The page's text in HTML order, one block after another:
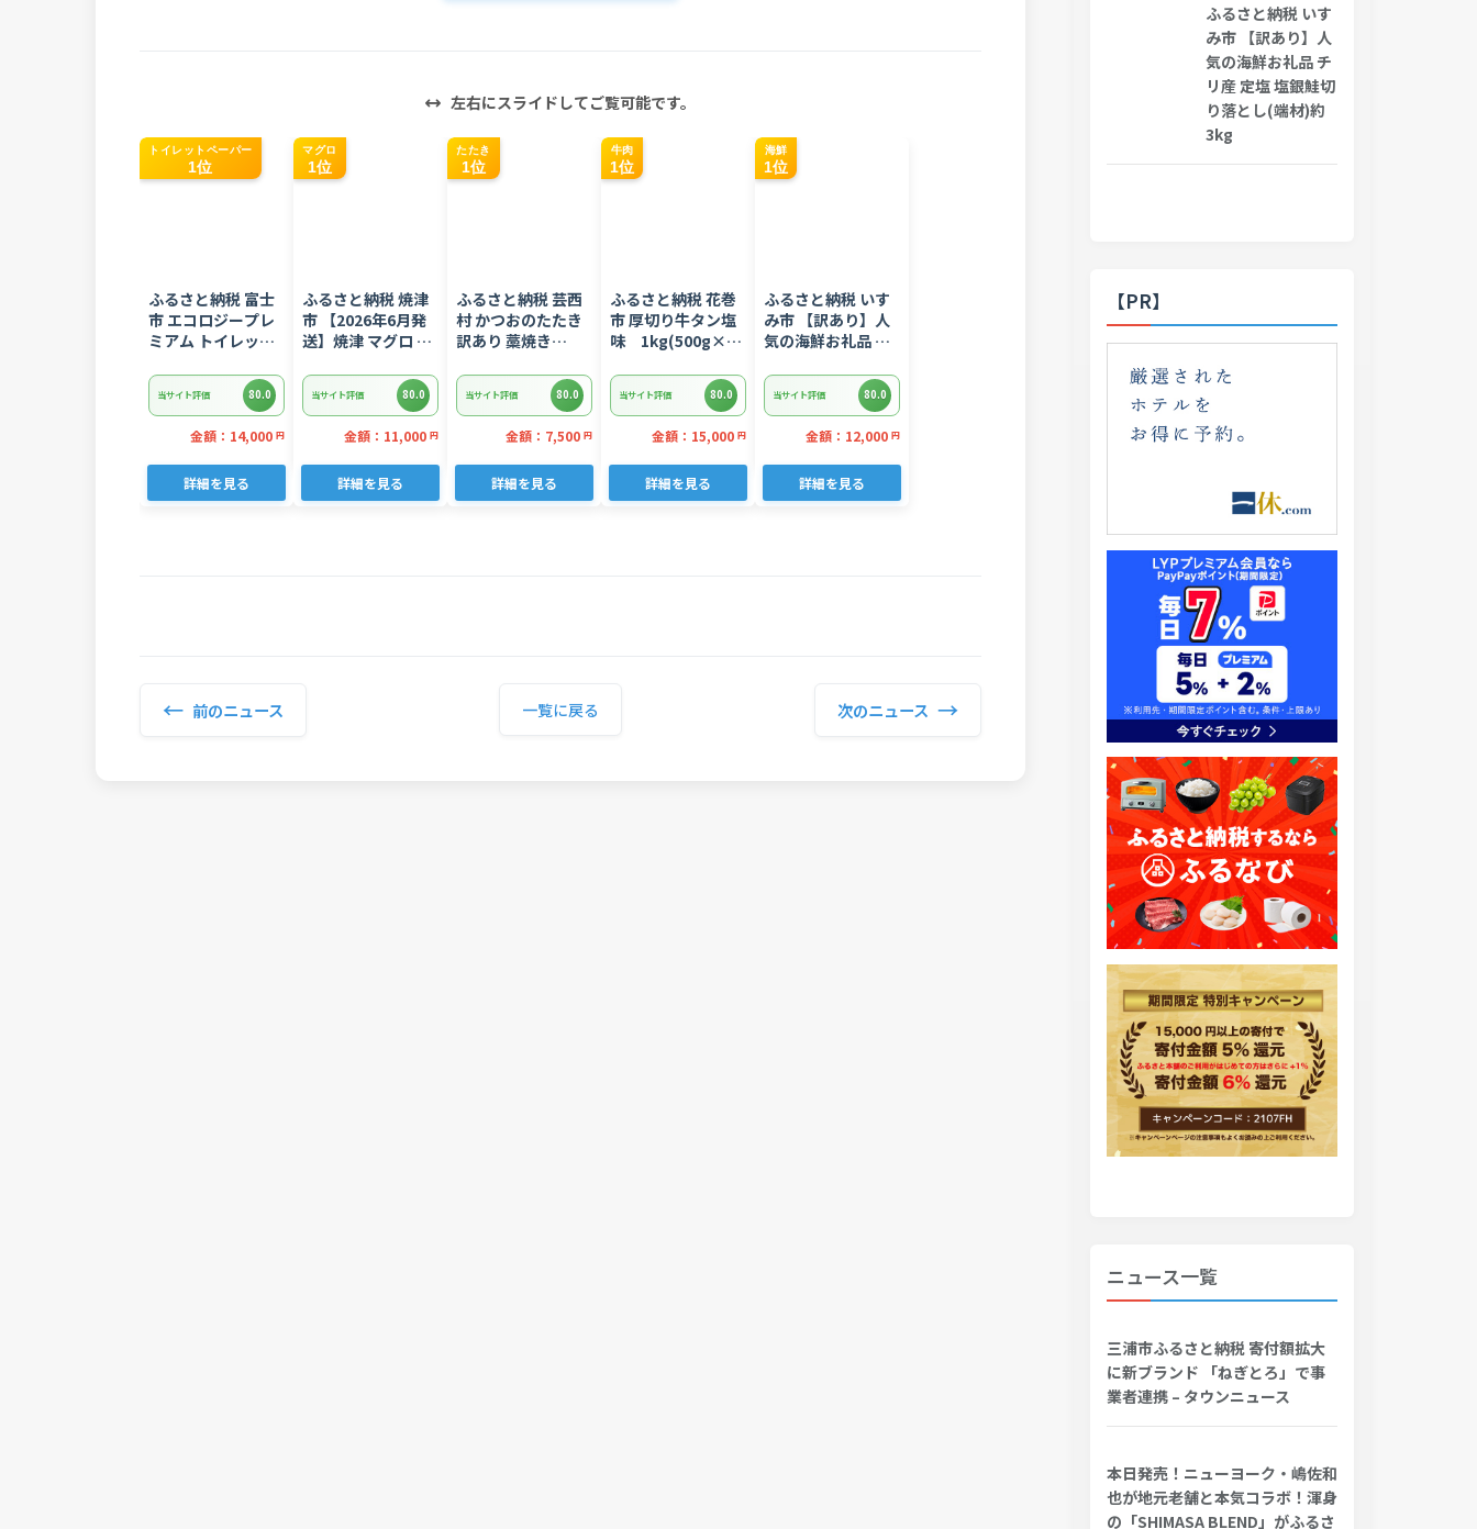
左右にスライドしてご覧可能です。
トイレットペーパー
1位
ふるさと納税 富士
市 エコロジープレ
ミアム トイレット
ロール 日用品 人気
当サイト評価 80.0
金額：14,000 円
詳細を見る
マグロ
1位
ふるさと納税 焼津
市 【2026年6月発
送】焼津 マグロ ネ
ぎとろ(a10-
875202606)
当サイト評価 80.0
金額：11,000 円
詳細を見る
たたき
1位
ふるさと納税 芸西
村 かつおのたたき
訳あり 藁焼き
【KYF027】
当サイト評価 80.0
金額：7,500 円
詳細を見る
牛肉
1位
ふるさと納税 花巻
市 厚切り牛タン塩
味 1kg(500g×2
当サイト評価 80.0
金額：15,000 円
詳細を見る
海鮮
1位
ふるさと納税 いす
み市 【訳あり】人
気の海鮮お礼品 チ
り落とし(端材)約
3kg
当サイト評価 80.0
金額：12,000 円
詳細を見る
← 前のニュース 一覧に戻る 次のニュース →
ふるさと納税 いす
み市 【訳あり】人
気の海鮮お礼品 チ
リ産 定塩 塩銀鮭切
り落とし(端材)約
3kg
【PR】
ニュース一覧
三浦市ふるさと納税 寄付額拡大
に新ブランド 「ねぎとろ」で事
業者連携 – タウンニュース
本日発売！ニューヨーク・嶋佐和
也が地元老舗と本気コラボ！渾身
の「SHIMASA BLEND」がふるさ